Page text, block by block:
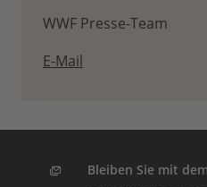
WWF Presse-Team
E-Mail
Bleiben Sie mit